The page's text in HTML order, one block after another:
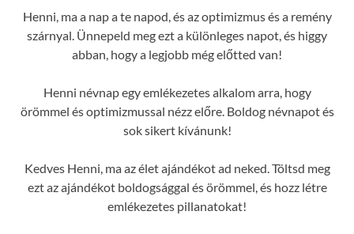
Henni, ma a nap a te napod, és az optimizmus és a remény
szárnyal. Ünnepeld meg ezt a különleges napot, és higgy
abban, hogy a legjobb még előtted van!
Henni névnap egy emlékezetes alkalom arra, hogy
örömmel és optimizmussal nézz előre. Boldog névnapot és
sok sikert kívánunk!
Kedves Henni, ma az élet ajándékot ad neked. Töltsd meg
ezt az ajándékot boldogsággal és örömmel, és hozz létre
emlékezetes pillanatokat!